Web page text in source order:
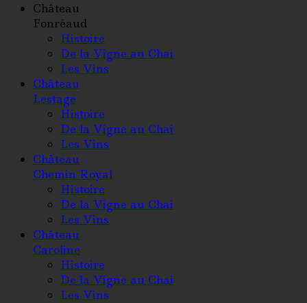
Château
Fonréaud
Histoire
De la Vigne au Chai
Les Vins
Château
Lestage
Histoire
De la Vigne au Chai
Les Vins
Château
Chemin Royal
Histoire
De la Vigne au Chai
Les Vins
Château
Caroline
Histoire
De la Vigne au Chai
Les Vins